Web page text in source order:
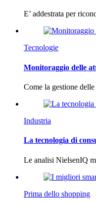
E’ addestrata per
Tecnologie
Monitoraggio delle
Come la gestione
Industria
La tecnologia di
Le analisi NielsenIQ
Prima dello shopping